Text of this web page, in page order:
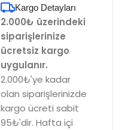
Kargo Detayları
2.000₺ üzerindeki
siparişlerinize
ücretsiz kargo
uygulanır.
2.000₺'ye kadar
olan siparişlerinizde
kargo ücreti sabit
95₺'dir. Hafta içi